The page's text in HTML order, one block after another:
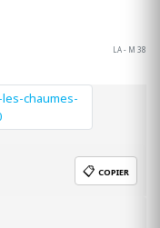
LA - M 38
📋 COPIER